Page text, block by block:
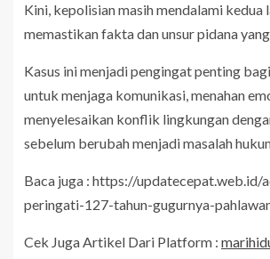
Kini, kepolisian masih mendalami kedua
memastikan fakta dan unsur pidana
Kasus ini menjadi pengingat penting
untuk menjaga komunikasi, menahan
menyelesaikan konflik lingkungan
sebelum berubah menjadi masalah
Baca juga : https://updatecepat.web.id/
peringati-127-tahun-gugurnya-
Cek Juga Artikel Dari Platform :